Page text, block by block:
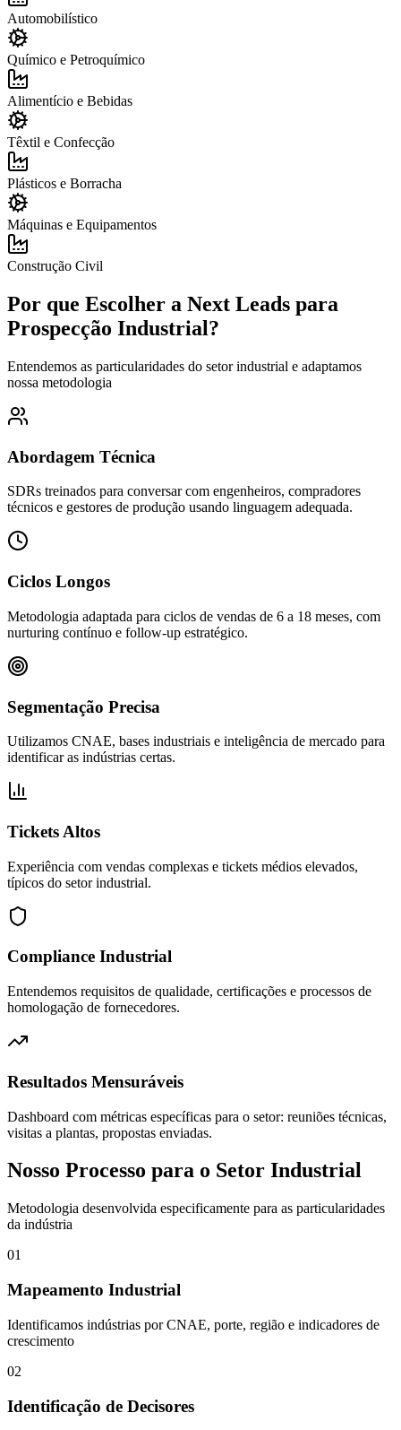
Automobilístico
Químico e Petroquímico
Alimentício e Bebidas
Têxtil e Confecção
Plásticos e Borracha
Máquinas e Equipamentos
Construção Civil
Por que Escolher a Next Leads para
Prospecção Industrial?
Entendemos as particularidades do setor industrial e adaptamos
nossa metodologia
Abordagem Técnica
SDRs treinados para conversar com engenheiros, compradores
técnicos e gestores de produção usando linguagem adequada.
Ciclos Longos
Metodologia adaptada para ciclos de vendas de 6 a 18 meses, com
nurturing contínuo e follow-up estratégico.
Segmentação Precisa
Utilizamos CNAE, bases industriais e inteligência de mercado para
identificar as indústrias certas.
Tickets Altos
Experiência com vendas complexas e tickets médios elevados,
típicos do setor industrial.
Compliance Industrial
Entendemos requisitos de qualidade, certificações e processos de
homologação de fornecedores.
Resultados Mensuráveis
Dashboard com métricas específicas para o setor: reuniões técnicas,
visitas a plantas, propostas enviadas.
Nosso Processo para o Setor Industrial
Metodologia desenvolvida especificamente para as particularidades
da indústria
01
Mapeamento Industrial
Identificamos indústrias por CNAE, porte, região e indicadores de
crescimento
02
Identificação de Decisores